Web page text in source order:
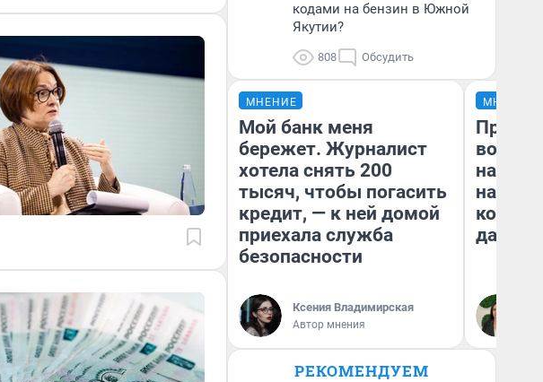
кодами на бензин в Южной
Якутии?
808 Обсудить
МНЕНИЕ
Мой банк меня
бережет. Журналист
хотела снять 200
тысяч, чтобы погасить
кредит, — к ней домой
приехала служба
безопасности
Ксения Владимирская
Автор мнения
МНЕНИЕ
нам
даже
РЕКОМЕНДУЕМ